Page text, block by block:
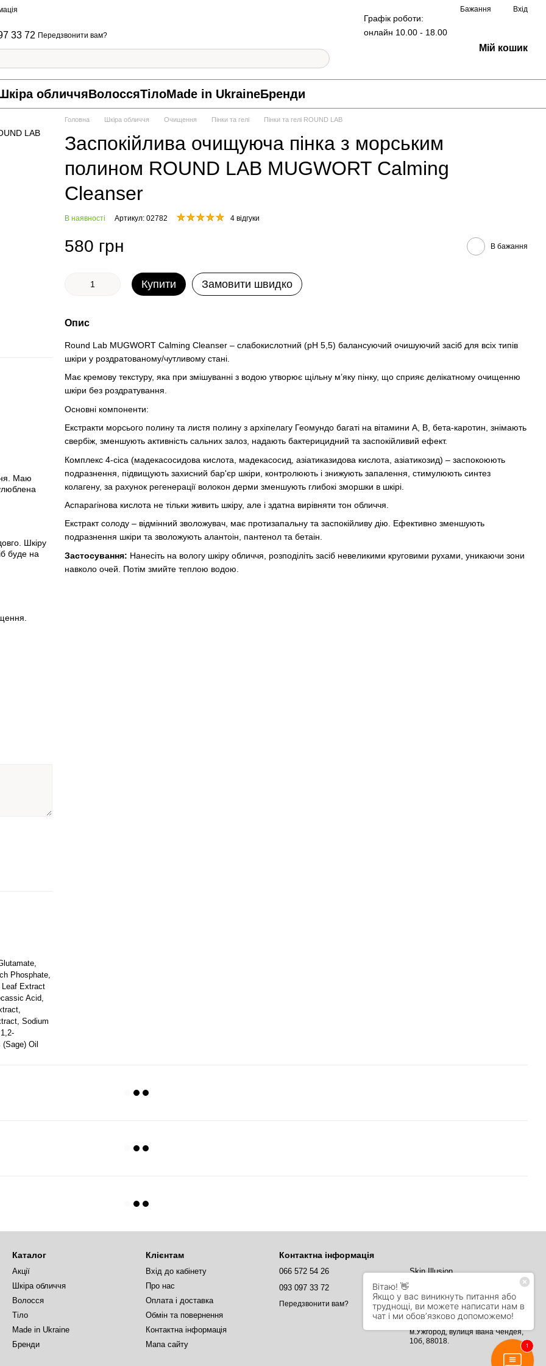
Бажання Вхід
33 72 Передзвонити вам?
Графік роботи:
онлайн 10.00 - 18.00
Мій кошик
обличчяВолоссяТілоMade in UkraineБренди
Маю
Шкіру
буде на
Phosphate,
Extract
Acid,
Sodium
Oil
Головна Шкіра обличчя Очищення Пінки та гелі Пінки та гелі ROUND LAB
Заспокійлива очищуюча пінка з морським
полином ROUND LAB MUGWORT Calming
Cleanser
В наявності Артикул: 02782 4 відгуки
580 грн В бажання
Купити Замовити швидко
Опис
Round Lab MUGWORT Calming Cleanser – слабокислотний (pH 5,5) балансуючий очишуючий засіб для всіх типів
шкіри у роздратованому/чутливому стані.
Має кремову текстуру, яка при змішуванні з водою утворює щільну м’яку пінку, що сприяє делікатному очищенню
шкіри без роздратування.
Основні компоненти:
Екстракти морсього полину та листя полину з архіпелагу Геомундо багаті на вітамини А, B, бета-каротин, знімають
свербіж, зменшують активність сальних залоз, надають бактерицидний та заспокійливий ефект.
Комплекс 4-cica (мадекасосидова кислота, мадекасосид, азіатиказидова кислота, азіатикозид) – заспокоюють
подразнення, підвищують захисний бар'єр шкіри, контролюють і знижують запалення, стимулюють синтез
колагену, за рахунок регенерації волокон дерми зменшують глибокі зморшки в шкірі.
Аспарагінова кислота не тільки живить шкіру, але і здатна вирівняти тон обличчя.
Екстракт солоду – відмінний зволожувач, має протизапальну та заспокійливу дію. Ефективно зменшують
подразнення шкіри та зволожують алантоін, пантенол та бетаін.
Застосування: Нанесіть на вологу шкіру обличчя, розподіліть засіб невеликими круговими рухами, уникаючи зони
навколо очей. Потім змийте теплою водою.
Каталог
Акції
Шкіра обличчя
Волосся
Тіло
Made in Ukraine
Бренди
Клієнтам
Вхід до кабінету
Про нас
Оплата і доставка
Обмін та повернення
Контактна інформація
Мапа сайту
Контактна інформація
066 572 54 26
093 097 33 72
Передзвонити вам?
Skin Illusion
info@Skin.illusion.com
м.Ужгород, вулиця Івана Чендея,
10б, 88018.